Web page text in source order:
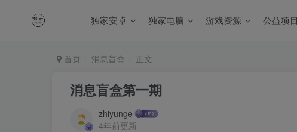
独家安卓 独家电脑 游戏资源 公益项目
首页 消息盲盒 正文
消息盲盒第一期
zhiyunge
4年前更新